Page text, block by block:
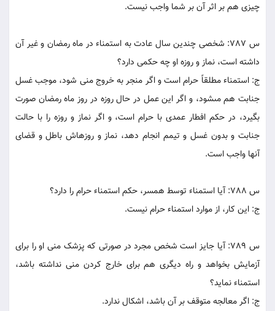
چيزى هم بر اثر آن بر شما واجب نيست.
س 787: شخصى چندين سال عادت به استمناء در ماه رمضان و غير آن
داشته است، نماز و روزه او چه حکمى دارد؟
ج: استمناء مطلقاً حرام است و اگر منجر به خروج منى شود، موجب غسل
جنابت هم مى‏شود، و اگر اين عمل در حال روزه در روز ماه رمضان صورت
بگيرد، در حکم افطار عمدى با حرام است، و اگر نماز و روزه را با حالت
جنابت و بدون غسل و تيمم انجام دهد، نماز و روزه‏اش باطل و قضاى
آنها واجب است.
س 788: آيا استمناء توسط همسر، حکم استمناء حرام را دارد؟
ج: اين کار، از موارد استمناء حرام نيست.
س 789: آيا جايز است شخص مجرد در صورتى که پزشک منى او را براى
آزمايش بخواهد و راه ديگرى هم براى خارج کردن منى نداشته باشد،
استمناء نمايد؟
ج: اگر معالجه متوقف بر آن باشد، اشکال ندارد.